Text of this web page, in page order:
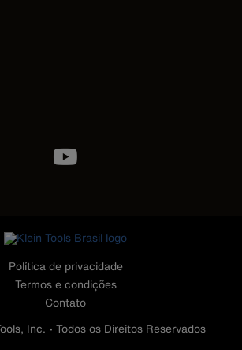
Política de privacidade
Termos e condições
Contato
Inc. • Todos os Direitos Reservados